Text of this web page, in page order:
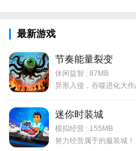
最新游戏
节奏能量裂变
休闲益智 | 87MB
异形入侵，吞噬进化大作
迷你时装城
模拟经营 | 155MB
努力经营属于的服装城！